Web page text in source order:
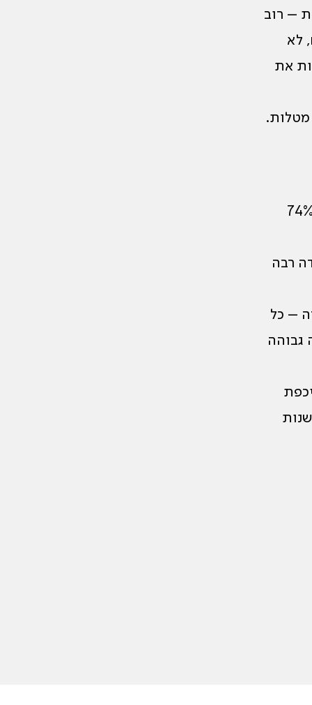
– רוב
לא
את
מטלות.
76% מדווחים כי למחנך איכפת מהם במידה רבה או רבה מאוד (74%
רבה
– כל
גבוהה
לא איכפת